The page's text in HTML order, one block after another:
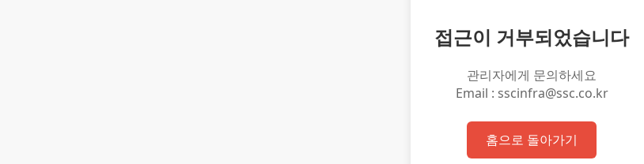
접근이 거부되었습니다
관리자에게 문의하세요
Email : sscinfra@ssc.co.kr
홈으로 돌아가기